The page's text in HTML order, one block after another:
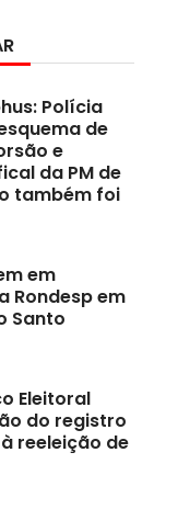
Polícia
de
e
da PM de
também foi
em
Rondesp em
Santo
Eleitoral
do registro
reeleição de